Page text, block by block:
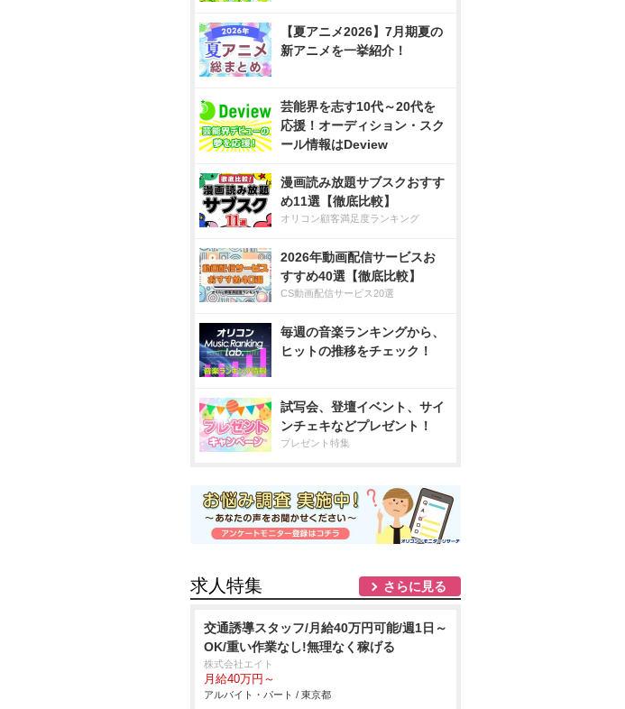
【夏アニメ2026】7月期夏の
新アニメを一挙紹介！
芸能界を志す10代～20代を
応援！オーディション・スク
ール情報はDeview
漫画読み放題サブスクおすす
め11選【徹底比較】
オリコン顧客満足度ランキング
2026年動画配信サービスお
すすめ40選【徹底比較】
CS動画配信サービス20選
毎週の音楽ランキングから、
ヒットの推移をチェック！
試写会、登壇イベント、サイ
ンチェキなどプレゼント！
プレゼント特集
求人特集 さらに見る
交通誘導スタッフ/月給40万円可能/週1日～
OK/重い作業なし!無理なく稼げる
株式会社エイト
月給40万円～
アルバイト・パート / 東京都